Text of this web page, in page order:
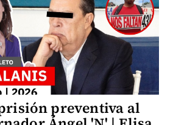
preventiva al